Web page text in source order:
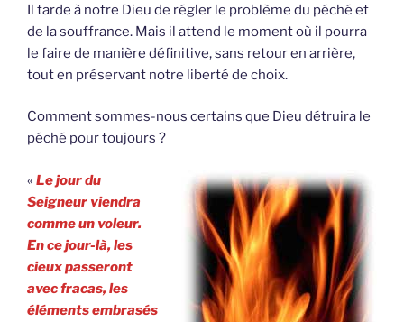
Il tarde à notre Dieu de régler le problème du péché et
de la souffrance. Mais il attend le moment où il pourra
le faire de manière définitive, sans retour en arrière,
tout en préservant notre liberté de choix.
Comment sommes-nous certains que Dieu détruira le
péché pour toujours ?
« Le jour du
Seigneur viendra
comme un voleur.
En ce jour-là, les
cieux passeront
avec fracas, les
éléments embrasés